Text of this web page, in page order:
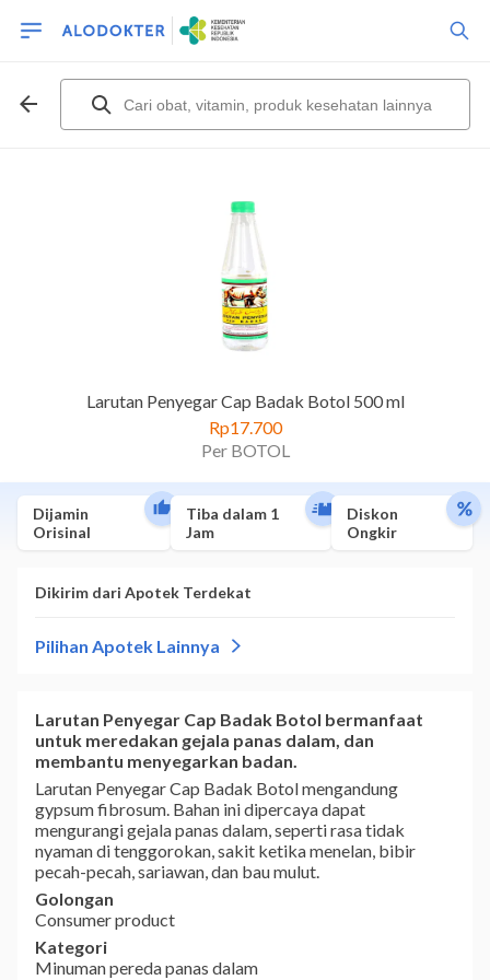
Larutan Penyegar Cap Badak Botol 500 ml
Rp17.700
Per BOTOL
Dijamin
Orisinal
Tiba dalam 1
Jam
Diskon
Ongkir
Larutan Penyegar Cap Badak Botol bermanfaat
untuk meredakan gejala panas dalam, dan
membantu menyegarkan badan.
Larutan Penyegar Cap Badak Botol mengandung
gypsum fibrosum. Bahan ini dipercaya dapat
mengurangi gejala panas dalam, seperti rasa tidak
nyaman di tenggorokan, sakit ketika menelan, bibir
pecah-pecah, sariawan, dan bau mulut.
Golongan
Consumer product
Kategori
Minuman pereda panas dalam